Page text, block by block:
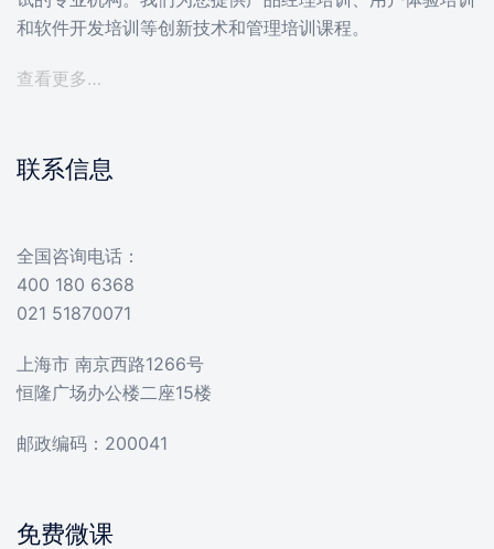
和软件开发培训等创新技术和管理培训课程。
查看更多…
联系信息
全国咨询电话：
400 180 6368
021 51870071
上海市 南京西路1266号
恒隆广场办公楼二座15楼
邮政编码：200041
免费微课